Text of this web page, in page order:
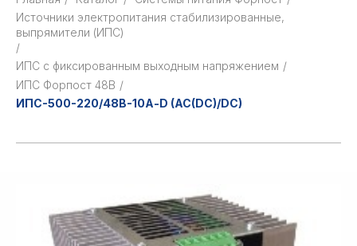
Источники электропитания стабилизированные,
выпрямители (ИПС)
/
ИПС с фиксированным выходным напряжением /
ИПС Форпост 48В /
ИПС-500-220/48В-10А-D (AC(DC)/DC)